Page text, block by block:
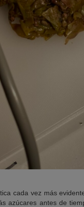
cada vez más
azúcares antes de